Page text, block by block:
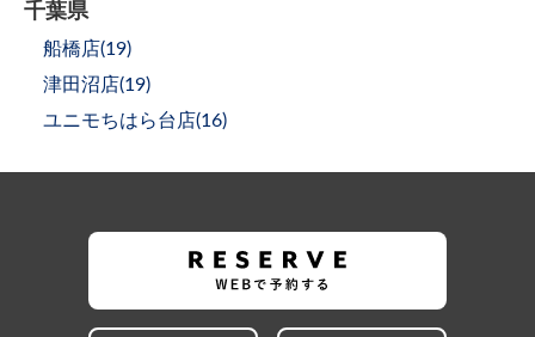
千葉県
船橋店(19)
津田沼店(19)
ユニモちはら台店(16)